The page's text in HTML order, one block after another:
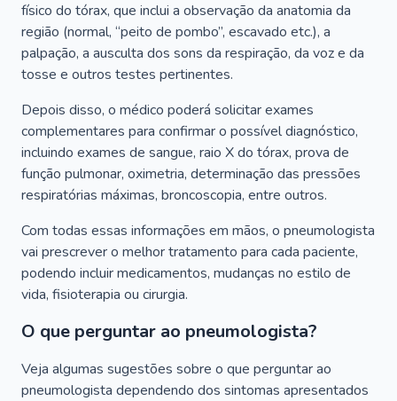
físico do tórax, que inclui a observação da anatomia da
região (normal, “peito de pombo”, escavado etc.), a
palpação, a ausculta dos sons da respiração, da voz e da
tosse e outros testes pertinentes.
Depois disso, o médico poderá solicitar exames
complementares para confirmar o possível diagnóstico,
incluindo exames de sangue, raio X do tórax, prova de
função pulmonar, oximetria, determinação das pressões
respiratórias máximas, broncoscopia, entre outros.
Com todas essas informações em mãos, o pneumologista
vai prescrever o melhor tratamento para cada paciente,
podendo incluir medicamentos, mudanças no estilo de
vida, fisioterapia ou cirurgia.
O que perguntar ao pneumologista?
Veja algumas sugestões sobre o que perguntar ao
pneumologista dependendo dos sintomas apresentados